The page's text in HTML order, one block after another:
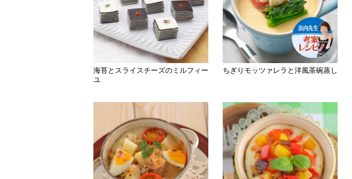
海苔とスライスチーズのミルフィー
ユ
ちぎりモッツァレラと洋風茶碗蒸し